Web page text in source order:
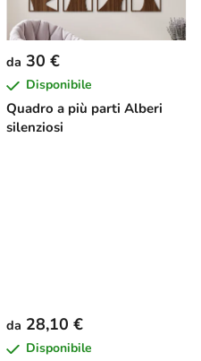
Quadro a più parti Alberi
silenziosi
da 30 €
Disponibile
da 28,10 €
Disponibile